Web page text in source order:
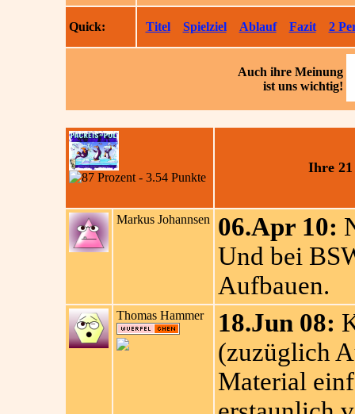
Quick: Titel Spielziel Ablauf Fazit 2
Auch ihre Meinung
ist uns wichtig!
Ihre 21
Markus Johannsen 06.Apr 10:
Und bei
Aufbauen.
Thomas Hammer 18.Jun 08:
(zuzüglich
Material